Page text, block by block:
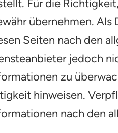
Für die
übernehmen. Als
Seiten nach den
jedoch
zu
hinweisen.
nach den